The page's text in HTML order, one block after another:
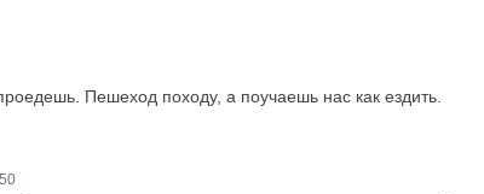
Пешеход походу, а поучаешь нас как ездить.